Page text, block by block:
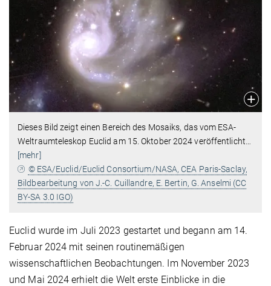
Dieses Bild zeigt einen Bereich des Mosaiks, das vom ESA-
Weltraumteleskop Euclid am 15. Oktober 2024 veröffentlicht
[mehr]
© ESA/Euclid/Euclid Consortium/NASA, CEA Paris-Saclay,
Bildbearbeitung von J.-C. Cuillandre, E. Bertin, G. Anselmi (CC
BY-SA 3.0 IGO)
Euclid wurde im Juli 2023 gestartet und begann am 14.
Februar 2024 mit seinen routinemäßigen
wissenschaftlichen Beobachtungen. Im November 2023
und Mai 2024 erhielt die Welt erste Einblicke in die